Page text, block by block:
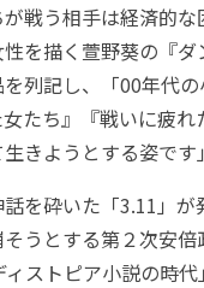
戦う相手は経済的な
を描く萱野葵の『
列記し、「00年代
女たち』『戦いに疲
きようとする姿です
を砕いた「3.11」が
うとする第２次安
ストピア小説の時